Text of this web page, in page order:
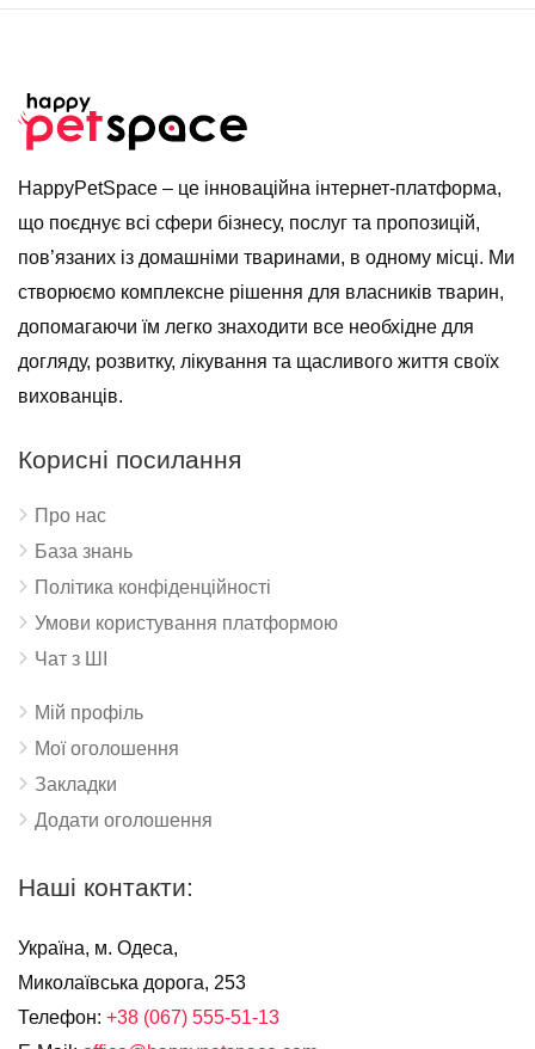
HappyPetSpace – це інноваційна інтернет-платформа,
що поєднує всі сфери бізнесу, послуг та пропозицій,
пов’язаних із домашніми тваринами, в одному місці. Ми
створюємо комплексне рішення для власників тварин,
допомагаючи їм легко знаходити все необхідне для
догляду, розвитку, лікування та щасливого життя своїх
вихованців.
Корисні посилання
Про нас
База знань
Політика конфіденційності
Умови користування платформою
Чат з ШІ
Мій профіль
Мої оголошення
Закладки
Додати оголошення
Наші контакти:
Україна, м. Одеса,
Миколаївська дорога, 253
Телефон: +38 (067) 555-51-13